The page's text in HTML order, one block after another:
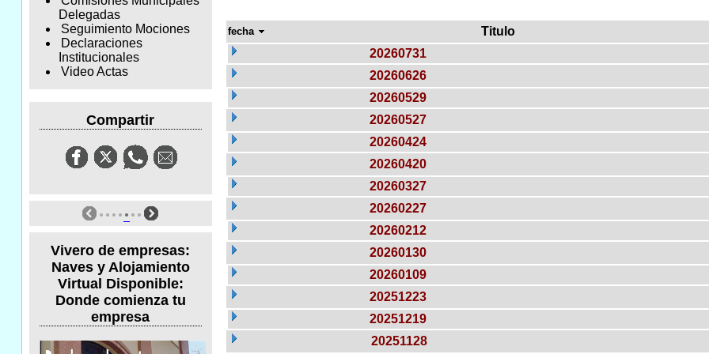
Delegadas
Seguimiento Mociones
Declaraciones
Institucionales
Video Actas
Compartir
Vivero de empresas:
Naves y Alojamiento
Virtual Disponible:
Donde comienza tu
empresa
fecha Titulo
20260731
20260626
20260529
20260527
20260424
20260420
20260327
20260227
20260212
20260130
20260109
20251223
20251219
20251128